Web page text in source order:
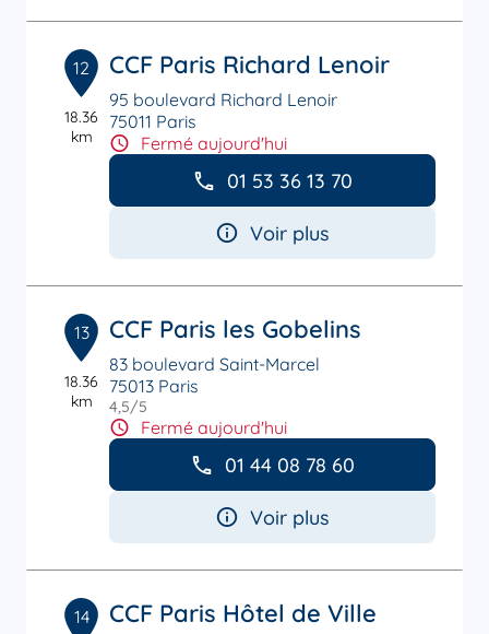
12
18.36
km
CCF Paris Richard Lenoir
95 boulevard Richard Lenoir
75011 Paris
Fermé aujourd'hui
01 53 36 13 70
Voir plus
13
18.36
km
CCF Paris les Gobelins
83 boulevard Saint-Marcel
75013 Paris
4,5/5
Fermé aujourd'hui
01 44 08 78 60
Voir plus
14 CCF Paris Hôtel de Ville